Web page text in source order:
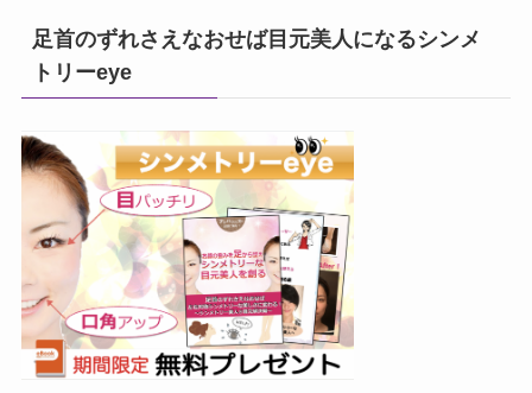
足首のずれさえなおせば目元美人になるシンメ
トリーeye